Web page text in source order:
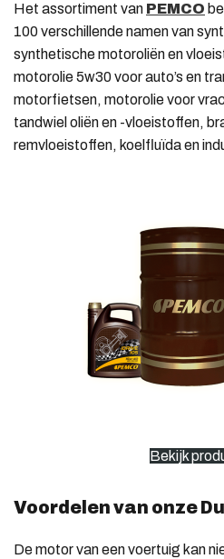
Het assortiment van PEMCO
100 verschillende namen van
synthetische motoroliën en
motorolie 5w30 voor auto’s en
motorfietsen, motorolie voor
tandwiel oliën en -vloeistoffen,
remvloeistoffen, koelfluïda en
Bekijk
Voordelen van onze
De motor van een voertuig kan